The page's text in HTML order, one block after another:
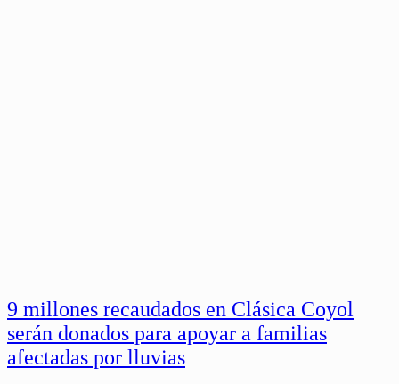
9 millones recaudados en Clásica Coyol
serán donados para apoyar a familias
afectadas por lluvias